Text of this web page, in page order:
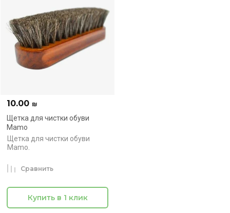
10.00 ₪
Щетка для чистки обуви
Mamo
Щетка для чистки обуви
Mamo.
Сравнить
Купить в 1 клик